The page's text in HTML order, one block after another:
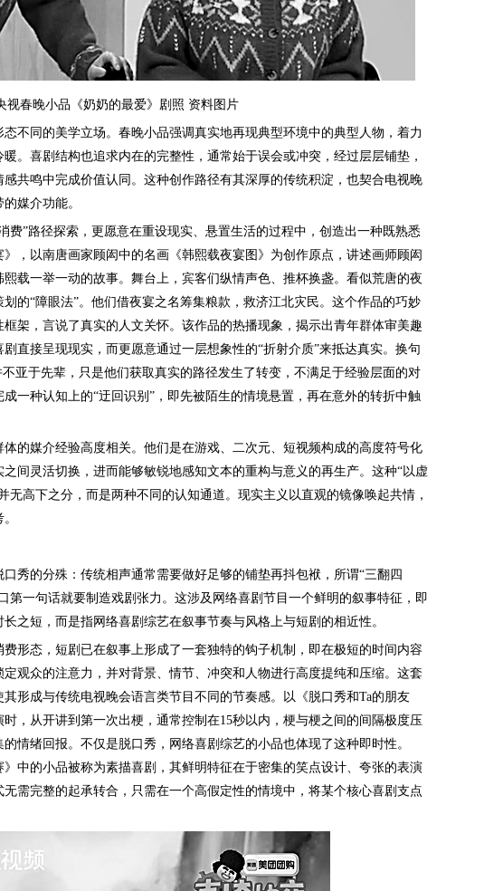
视春晚小品《奶奶的最爱》剧照 资料图片
同的美学立场。春晚小品强调真实地再现典型环境中的典型人物，着力
。喜剧结构也追求内在的完整性，通常始于误会或冲突，经过层层铺垫，
共鸣中完成价值认同。这种创作路径有其深厚的传统积淀，也契合电视晚
媒介功能。
”路径探索，更愿意在重设现实、悬置生活的过程中，创造出一种既熟悉
，以南唐画家顾闳中的名画《韩熙载夜宴图》为创作原点，讲述画师顾闳
载一举一动的故事。舞台上，宾客们纵情声色、推杯换盏。看似荒唐的夜
的“障眼法”。他们借夜宴之名筹集粮款，救济江北灾民。这个作品的巧妙
架，言说了真实的人文关怀。该作品的热播现象，揭示出青年群体审美趣
直接呈现现实，而更愿意通过一层想象性的“折射介质”来抵达真实。换句
亚于先辈，只是他们获取真实的路径发生了转变，不满足于经验层面的对
一种认知上的“迂回识别”，即先被陌生的情境悬置，再在意外的转折中触
媒介经验高度相关。他们是在游戏、二次元、短视频构成的高度符号化
间灵活切换，进而能够敏锐地感知文本的重构与意义的再生产。这种“以虚
无高下之分，而是两种不同的认知通道。现实主义以直观的镜像唤起共情，
的分殊：传统相声通常需要做好足够的铺垫再抖包袱，所谓“三翻四
第一句话就要制造戏剧张力。这涉及网络喜剧节目一个鲜明的叙事特征，即
之短，而是指网络喜剧综艺在叙事节奏与风格上与短剧的相近性。
态，短剧已在叙事上形成了一套独特的钩子机制，即在极短的时间内容
观众的注意力，并对背景、情节、冲突和人物进行高度提纯和压缩。这套
形成与传统电视晚会语言类节目不同的节奏感。以《脱口秀和Ta的朋友
，从开讲到第一次出梗，通常控制在15秒以内，梗与梗之间的间隔极度压
情绪回报。不仅是脱口秀，网络喜剧综艺的小品也体现了这种即时性。
》中的小品被称为素描喜剧，其鲜明特征在于密集的笑点设计、夸张的表演
需完整的起承转合，只需在一个高假定性的情境中，将某个核心喜剧支点